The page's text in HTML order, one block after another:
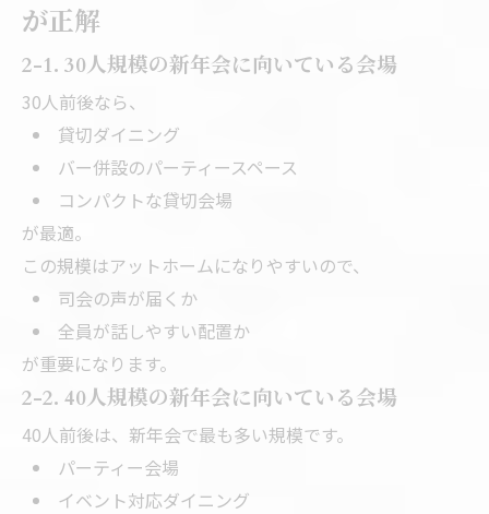
が正解
2-1. 30人規模の新年会に向いている会場
30人前後なら、
貸切ダイニング
バー併設のパーティースペース
コンパクトな貸切会場
が最適。
この規模はアットホームになりやすいので、
司会の声が届くか
全員が話しやすい配置か
が重要になります。
2-2. 40人規模の新年会に向いている会場
40人前後は、新年会で最も多い規模です。
パーティー会場
イベント対応ダイニング